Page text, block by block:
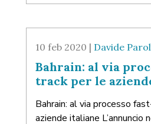
10 feb 2020 | Davide
Bahrain: al via
track per le
Bahrain: al via processo
aziende italiane L’annuncio